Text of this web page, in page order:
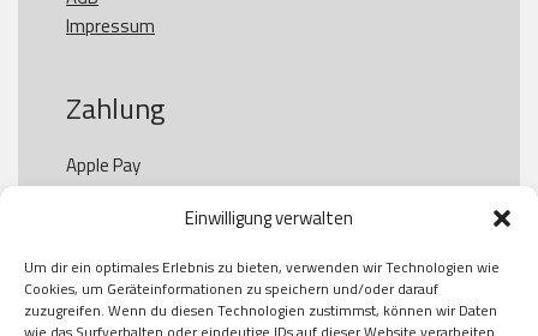
Einwilligung verwalten
Um dir ein optimales Erlebnis zu bieten, verwenden wir Technologien wie
Cookies, um Geräteinformationen zu speichern und/oder darauf
zuzugreifen. Wenn du diesen Technologien zustimmst, können wir Daten
Impressum
Zahlung
Apple Pay
Paypal
Kauf auf Rechung
Klarna